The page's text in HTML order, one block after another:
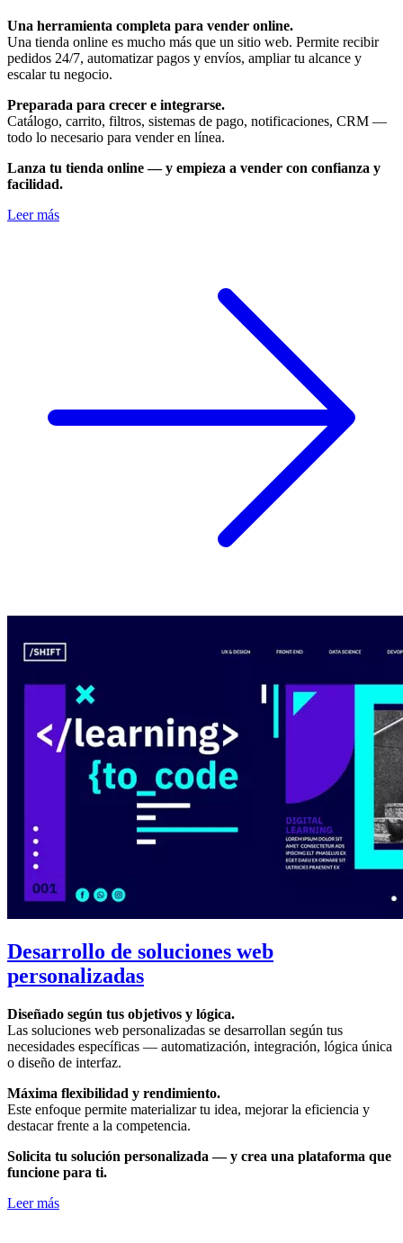
Una herramienta completa para vender online.
Una tienda online es mucho más que un sitio web. Permite recibir
pedidos 24/7, automatizar pagos y envíos, ampliar tu alcance y
escalar tu negocio.
Preparada para crecer e integrarse.
Catálogo, carrito, filtros, sistemas de pago, notificaciones, CRM —
todo lo necesario para vender en línea.
Lanza tu tienda online — y empieza a vender con confianza y
facilidad.
Leer más
Desarrollo de soluciones web
personalizadas
Diseñado según tus objetivos y lógica.
Las soluciones web personalizadas se desarrollan según tus
necesidades específicas — automatización, integración, lógica única
o diseño de interfaz.
Máxima flexibilidad y rendimiento.
Este enfoque permite materializar tu idea, mejorar la eficiencia y
destacar frente a la competencia.
Solicita tu solución personalizada — y crea una plataforma que
funcione para ti.
Leer más